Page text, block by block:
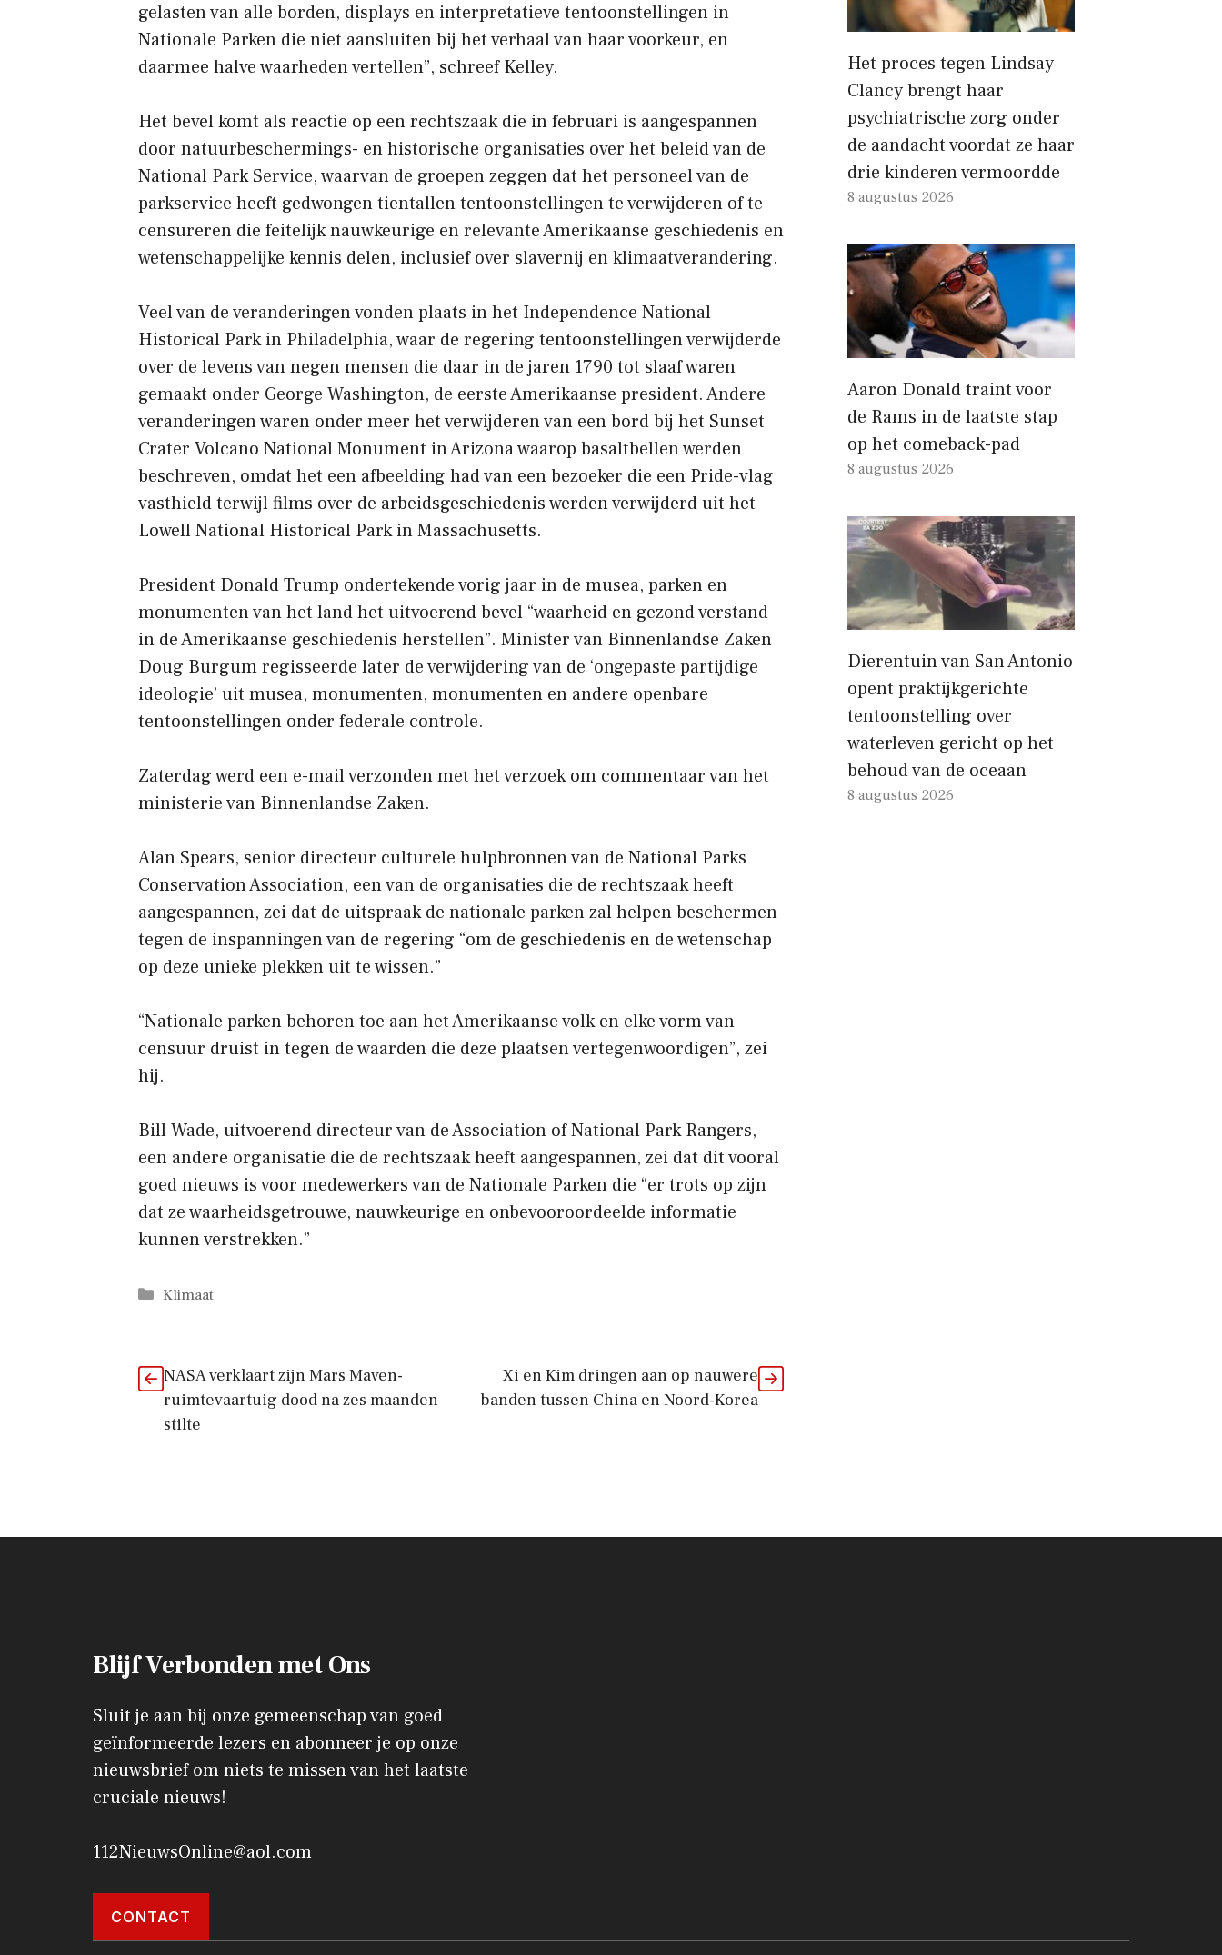
gelasten van alle borden, displays en interpretatieve tentoonstellingen in
Nationale Parken die niet aansluiten bij het verhaal van haar voorkeur, en
daarmee halve waarheden vertellen”, schreef Kelley.
Het bevel komt als reactie op een rechtszaak die in februari is aangespannen
door natuurbeschermings- en historische organisaties over het beleid van de
National Park Service, waarvan de groepen zeggen dat het personeel van de
parkservice heeft gedwongen tientallen tentoonstellingen te verwijderen of te
censureren die feitelijk nauwkeurige en relevante Amerikaanse geschiedenis en
wetenschappelijke kennis delen, inclusief over slavernij en klimaatverandering.
Veel van de veranderingen vonden plaats in het Independence National
Historical Park in Philadelphia, waar de regering tentoonstellingen verwijderde
over de levens van negen mensen die daar in de jaren 1790 tot slaaf waren
gemaakt onder George Washington, de eerste Amerikaanse president. Andere
veranderingen waren onder meer het verwijderen van een bord bij het Sunset
Crater Volcano National Monument in Arizona waarop basaltbellen werden
beschreven, omdat het een afbeelding had van een bezoeker die een Pride-vlag
vasthield terwijl films over de arbeidsgeschiedenis werden verwijderd uit het
Lowell National Historical Park in Massachusetts.
President Donald Trump ondertekende vorig jaar in de musea, parken en
monumenten van het land het uitvoerend bevel “waarheid en gezond verstand
in de Amerikaanse geschiedenis herstellen”. Minister van Binnenlandse Zaken
Doug Burgum regisseerde later de verwijdering van de ‘ongepaste partijdige
ideologie’ uit musea, monumenten, monumenten en andere openbare
tentoonstellingen onder federale controle.
Zaterdag werd een e-mail verzonden met het verzoek om commentaar van het
ministerie van Binnenlandse Zaken.
Alan Spears, senior directeur culturele hulpbronnen van de National Parks
Conservation Association, een van de organisaties die de rechtszaak heeft
aangespannen, zei dat de uitspraak de nationale parken zal helpen beschermen
tegen de inspanningen van de regering “om de geschiedenis en de wetenschap
op deze unieke plekken uit te wissen.”
“Nationale parken behoren toe aan het Amerikaanse volk en elke vorm van
censuur druist in tegen de waarden die deze plaatsen vertegenwoordigen”, zei
hij.
Bill Wade, uitvoerend directeur van de Association of National Park Rangers,
een andere organisatie die de rechtszaak heeft aangespannen, zei dat dit vooral
goed nieuws is voor medewerkers van de Nationale Parken die “er trots op zijn
dat ze waarheidsgetrouwe, nauwkeurige en onbevooroordeelde informatie
kunnen verstrekken.”
Categorieën
Klimaat
NASA verklaart zijn Mars Maven-
ruimtevaartuig dood na zes maanden
stilte
Xi en Kim dringen aan op nauwere
banden tussen China en Noord-Korea
Het proces tegen Lindsay
Clancy brengt haar
psychiatrische zorg onder
de aandacht voordat ze haar
drie kinderen vermoordde
8 augustus 2026
Aaron Donald traint voor
de Rams in de laatste stap
op het comeback-pad
8 augustus 2026
Dierentuin van San Antonio
opent praktijkgerichte
tentoonstelling over
waterleven gericht op het
behoud van de oceaan
8 augustus 2026
Blijf Verbonden met Ons
Sluit je aan bij onze gemeenschap van goed
geïnformeerde lezers en abonneer je op onze
nieuwsbrief om niets te missen van het laatste
cruciale nieuws!
112NieuwsOnline@aol.com
CONTACT